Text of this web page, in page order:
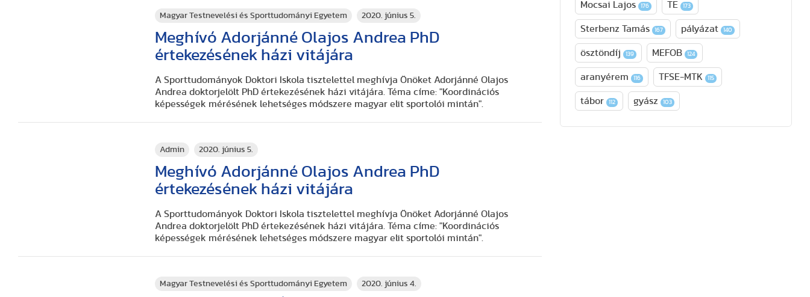
Magyar Testnevelési és Sporttudományi Egyetem 2020. június 5.
Meghívó Adorjánné Olajos Andrea PhD
értekezésének házi vitájára
A Sporttudományok Doktori Iskola tisztelettel meghívja Önöket Adorjánné Olajos
Andrea doktorjelölt PhD értekezésének házi vitájára. Téma címe: "Koordinációs
képességek mérésének lehetséges módszere magyar elit sportolói mintán".
Admin 2020. június 5.
Meghívó Adorjánné Olajos Andrea PhD
értekezésének házi vitájára
A Sporttudományok Doktori Iskola tisztelettel meghívja Önöket Adorjánné Olajos
Andrea doktorjelölt PhD értekezésének házi vitájára. Téma címe: "Koordinációs
képességek mérésének lehetséges módszere magyar elit sportolói mintán".
Magyar Testnevelési és Sporttudományi Egyetem 2020. június 4.
Mocsai Lajos 176 TE 173
Sterbenz Tamás 167 pályázat 140
ösztöndíj 139 MEFOB 124
aranyérem 116 TFSE-MTK 115
tábor 112 gyász 103